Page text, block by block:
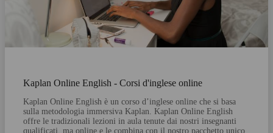
Kaplan Online English - Corsi d'inglese online
Kaplan Online English è un corso d’inglese online che si basa
sulla metodologia immersiva Kaplan. Kaplan Online English
offre le tradizionali lezioni in aula tenute dai nostri insegnanti
qualificati, ma online e le combina con il nostro pacchetto unico